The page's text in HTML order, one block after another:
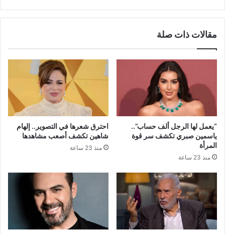
مقالات ذات صلة
“يعمل لها الرجل ألف حساب”..
ياسمين صبري تكشف سر قوة
المرأة
منذ 23 ساعة
احترق شعرها في التصوير.. إلهام
شاهين تكشف أصعب مشاهدها
منذ 23 ساعة